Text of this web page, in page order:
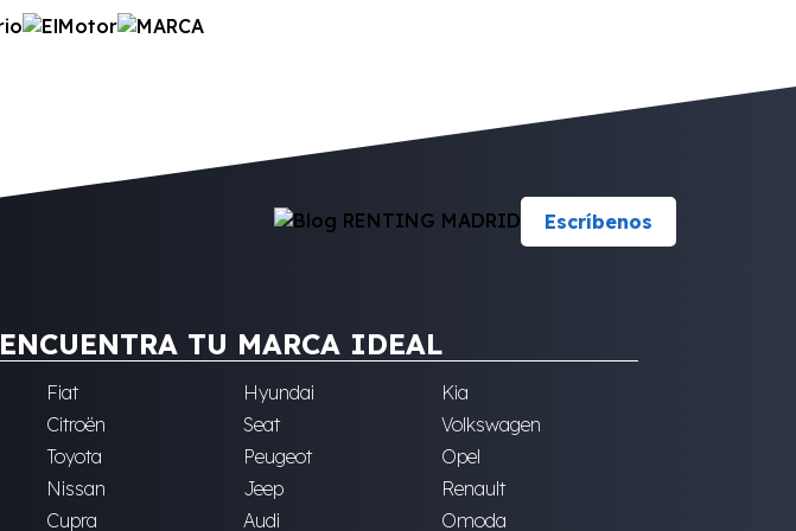
Escríbenos
ENCUENTRA TU MARCA IDEAL
Fiat Hyundai
Kia
Citroën
Seat
Volkswagen
Toyota
Peugeot
Opel
Nissan
Jeep
Renault
Cupra
Audi Omoda